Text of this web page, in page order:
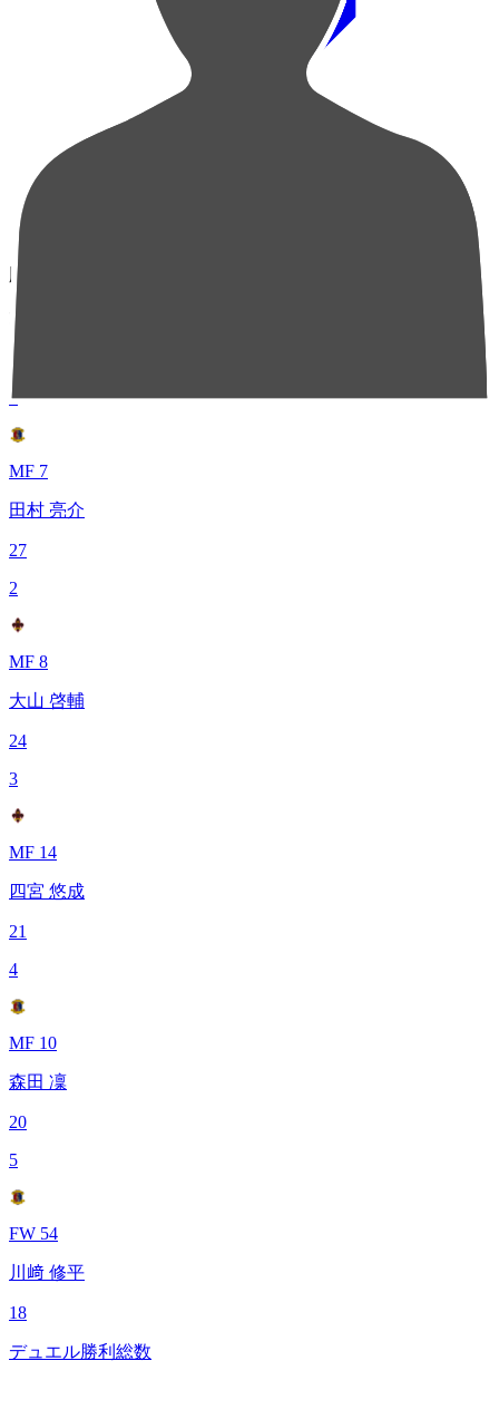
順位
選手名
成績
1
MF 7
田村 亮介
27
2
MF 8
大山 啓輔
24
3
MF 14
四宮 悠成
21
4
MF 10
森田 凜
20
5
FW 54
川﨑 修平
18
デュエル勝利総数